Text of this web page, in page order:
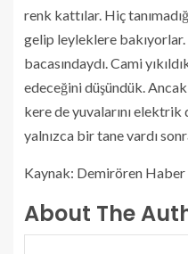
renk kattılar. Hiç
gelip leyleklere
bacasındaydı. Cami
edeceğini düşündük.
kere de yuvalarını elektrik
yalnızca bir tane vardı
Kaynak: Demirören Haber
About The